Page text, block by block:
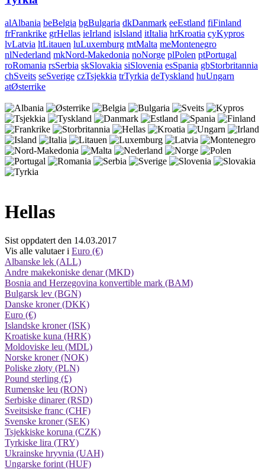
alAlbania beBelgia bgBulgaria dkDanmark eeEstland fiFinland
frFrankrike grHellas ieIrland isIsland itItalia hrKroatia cyKypros
lvLatvia ltLitauen luLuxemburg mtMalta meMontenegro
nlNederland mkNord-Makedonia noNorge plPolen ptPortugal
roRomania rsSerbia skSlovakia siSlovenia esSpania gbStorbritannia
chSveits seSverige czTsjekkia trTyrkia deTyskland huUngarn
atØsterrike
Hellas
Sist oppdatert den 14.03.2017
Vis alle valutaer i Euro (€)
Albanske lek (ALL)
Andre makekoniske denar (MKD)
Bosnia and Herzegovina konvertible mark (BAM)
Bulgarsk lev (BGN)
Danske kroner (DKK)
Euro (€)
Islandske kroner (ISK)
Kroatiske kuna (HRK)
Moldoviske leu (MDL)
Norske kroner (NOK)
Poliske złoty (PLN)
Pound sterling (£)
Rumenske leu (RON)
Serbiske dinarer (RSD)
Sveitsiske franc (CHF)
Svenske kroner (SEK)
Tsjekkiske koruna (CZK)
Tyrkiske lira (TRY)
Ukrainske hryvnia (UAH)
Ungarske forint (HUF)